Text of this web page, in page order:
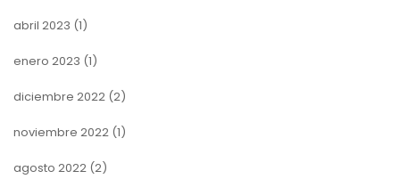
abril 2023 (1)
enero 2023 (1)
diciembre 2022 (2)
noviembre 2022 (1)
agosto 2022 (2)